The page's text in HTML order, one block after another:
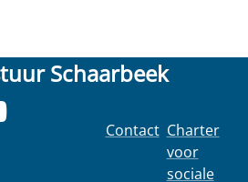
Schaarbeek
Contact Charter
voor
sociale